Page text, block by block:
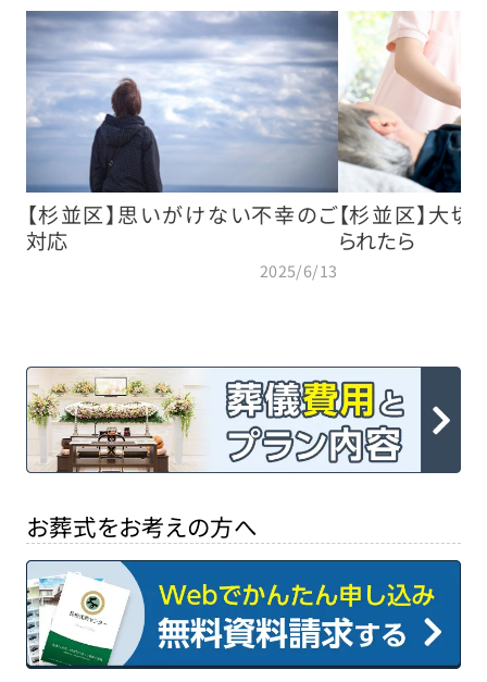
【杉並区】思いがけない不幸のご
対応
2025/6/13
【杉並区】大
られたら
お葬式をお考えの方へ